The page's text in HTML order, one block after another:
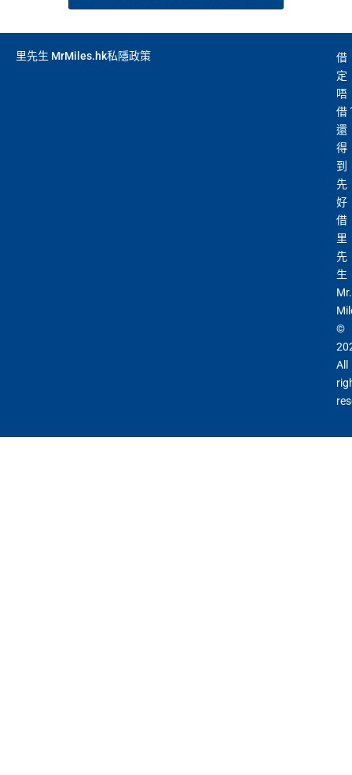
里先生 MrMiles.hk私隱政策
借
定
唔
借
還
得
到
先
好
借
里
先
生
Mr.
©
All